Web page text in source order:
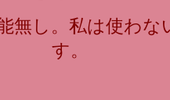
無し。私は使わな
す。